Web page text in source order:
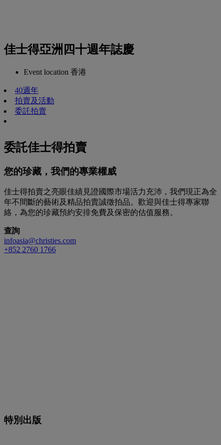
佳士得亞洲四十週年誌慶
Event location 香港
40週年
拍賣及活動
委託拍賣
委託佳士得拍賣
您的珍藏，我們的專業權威
佳士得拍賣之亮眼佳績見證國際市場活力充沛，我們現正為全
年不間斷的藝術及精品拍賣誠徵拍品。歡迎與佳士得專家聯
絡，為您的珍藏預約安排免費及保密的估值服務。
查詢
infoasia@christies.com
+852 2760 1766
特別出版